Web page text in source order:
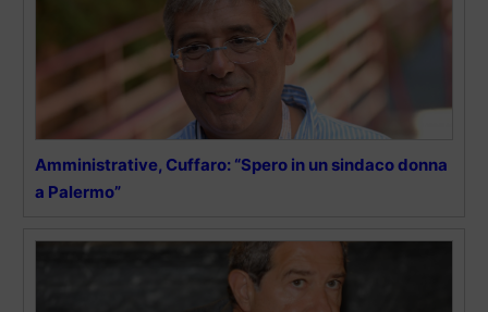
Amministrative, Cuffaro: “Spero in un sindaco donna
a Palermo”